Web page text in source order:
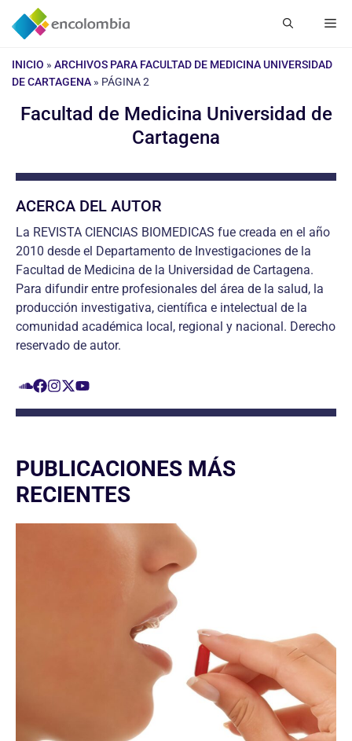
Saltar
INICIO » ARCHIVOS PARA FACULTAD DE MEDICINA UNIVERSIDAD
DE CARTAGENA » PÁGINA 2
Facultad de Medicina Universidad de
Cartagena
ACERCA DEL AUTOR
La REVISTA CIENCIAS BIOMEDICAS fue creada en el año
2010 desde el Departamento de Investigaciones de la
Facultad de Medicina de la Universidad de Cartagena.
Para difundir entre profesionales del área de la salud, la
producción investigativa, científica e intelectual de la
comunidad académica local, regional y nacional. Derecho
reservado de autor.
PUBLICACIONES MÁS
RECIENTES